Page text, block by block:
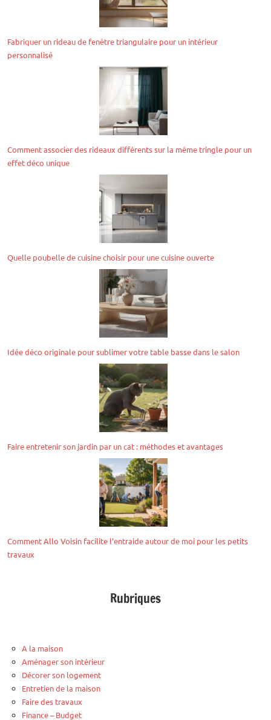
Fabriquer un rideau de fenêtre triangulaire pour un intérieur
personnalisé
Comment associer des rideaux différents sur la même tringle pour un
effet déco unique
Quelle poubelle de cuisine choisir pour une cuisine ouverte
Idée déco originale pour sublimer votre table basse dans le salon
Faire entretenir son jardin par un cat : méthodes et avantages
Comment Allo Voisin facilite l’entraide autour de moi pour les petits
travaux
Rubriques
A la maison
Aménager son intérieur
Décorer son logement
Entretien de la maison
Faire des travaux
Finance – Budget